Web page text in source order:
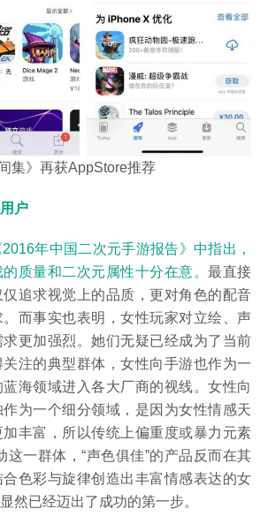
间集》再获AppStore推荐
户
年中国二次元手游报告》中指出，
质量和二次元属性十分在意。最直接
追求视觉上的品质，更对角色的配音
而事实也表明，女性玩家对立绘、声
更加强烈。她们无疑已经成为了当前
注的典型群体，女性向手游也作为一
海领域进入各大厂商的视线。女性向
为一个细分领域，是因为女性情感天
丰富，所以传统上偏重度或暴力元素
这一群体，“声色俱佳”的产品反而在其
色彩与旋律创造出丰富情感表达的女
然已经迈出了成功的第一步。